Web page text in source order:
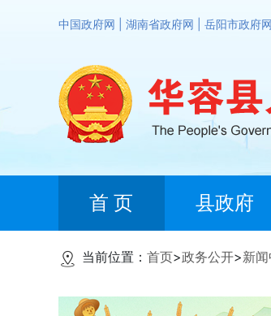
中国政府网 湖南省政府网 岳阳市政府网
首 页 县政府
当前位置： 首页>政务公开>新